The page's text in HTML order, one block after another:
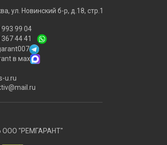
ул. Новинский б-р, д.18, стр.1
99 04
44 41
в мах
u.ru
ООО "РЕМГАРАНТ"